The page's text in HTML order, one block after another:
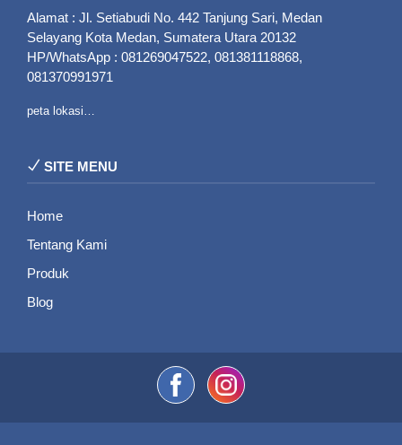
Alamat : Jl. Setiabudi No. 442 Tanjung Sari, Medan
Selayang Kota Medan, Sumatera Utara 20132
HP/WhatsApp : 081269047522, 081381118868,
081370991971
peta lokasi…
SITE MENU
Home
Tentang Kami
Produk
Blog